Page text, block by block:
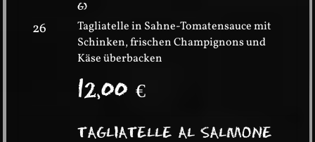
26
G)
Tagliatelle in Sahne-Tomatensauce mit
Schinken, frischen Champignons und
Käse überbacken
12,00€
TAGLIATELLE AL SALMONE